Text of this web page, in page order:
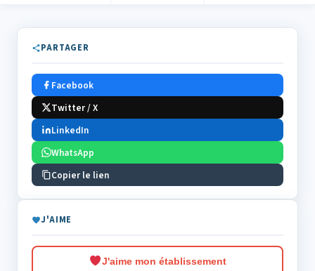
PARTAGER
Facebook
Twitter / X
LinkedIn
WhatsApp
Copier le lien
J'AIME
J'aime mon établissement